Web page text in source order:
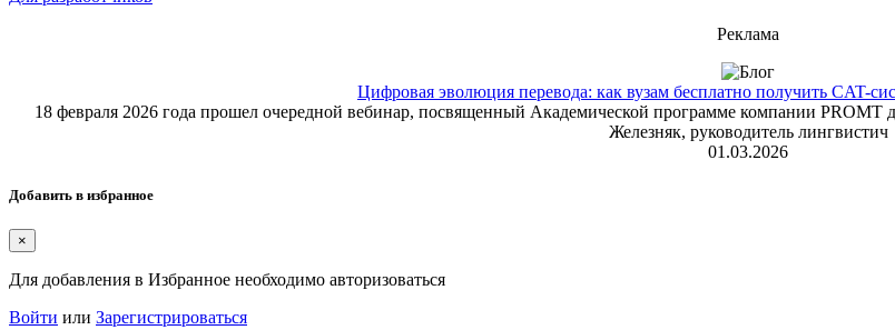
Реклама
Цифровая эволюция перевода: как вузам бесплатно получить CAT-
18 февраля 2026 года прошел очередной вебинар, посвященный Академической программе компании PROMT
Железняк, руководитель лингвистич
01.03.2026
Добавить в избранное
×
Для добавления в Избранное необходимо авторизоваться
Войти или Зарегистрироваться